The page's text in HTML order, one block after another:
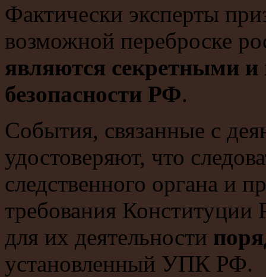
Фактически эксперты
возможной переброске
являются секретными и
безопасности РФ.
События, связанные с
удостоверяют, что
следственного органа и
требования Конституции
для их деятельности
установленный УПК РФ.